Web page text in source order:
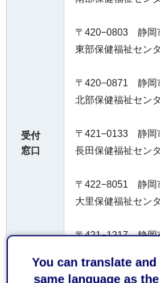
You can translate
same language as
受付
窓口
〒420−0803 静岡
東部保健福祉セ
〒420−0871 静岡
北部保健福祉セ
〒421−0133 静岡
長田保健福祉セ
〒422−8051 静岡
大里保健福祉セ
〒421−1217 静岡
藁科保健福祉セ